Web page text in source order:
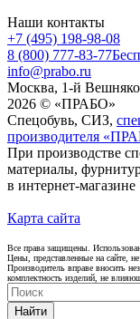
Наши контакты
+7 (495) 198-98-08
8 (800) 777-83-77
info@prabo.ru
Москва, 1-й
2026 © «ПРАБО»
Спецобувь, СИЗ,
производителя
При производстве
материалы,
в интернет-
Карта сайта
Все права защищены.
Цены, представленные на сайте,
Производитель вправе вносить
комплектность изделий, не
Найти